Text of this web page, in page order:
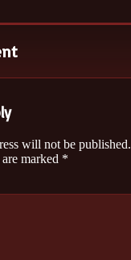
will not be published.
marked *